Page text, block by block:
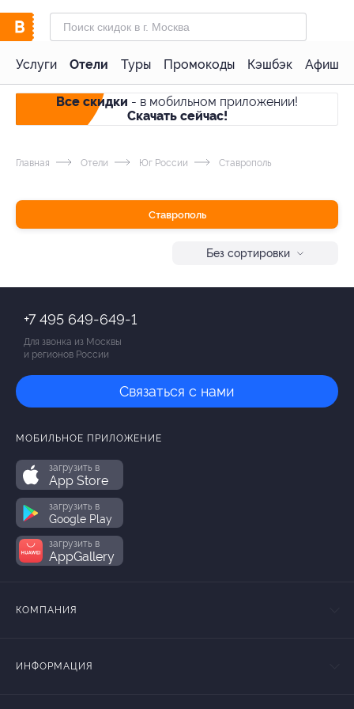
Услуги Отели Туры Промокоды Кэшбэк Афиша
Все скидки - в мобильном приложении!
Скачать сейчас!
Главная Отели Юг России Ставрополь
Ставрополь
Без сортировки
+7 495 649-649-1
Для звонка из Москвы
и регионов России
Связаться с нами
МОБИЛЬНОЕ ПРИЛОЖЕНИЕ
загрузить в
App Store
загрузить в
Google Play
загрузить в
AppGallery
КОМПАНИЯ
ИНФОРМАЦИЯ